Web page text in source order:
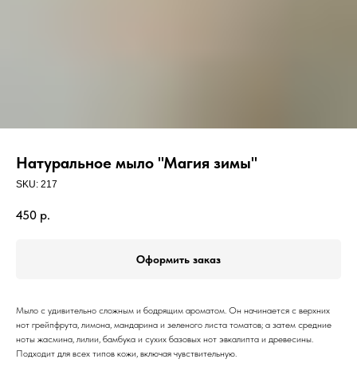
Натуральное мыло "Магия зимы"
SKU: 217
450 р.
Оформить заказ
Мыло с удивительно сложным и бодрящим ароматом. Он начинается с верхних
нот грейпфрута, лимона, мандарина и зеленого листа томатов; а затем средние
ноты жасмина, лилии, бамбука и сухих базовых нот эвкалипта и древесины.
Подходит для всех типов кожи, включая чувствительную.